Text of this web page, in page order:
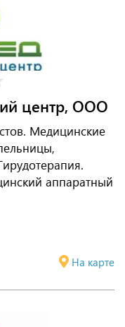
центр, ООО
Медицинские
аппаратный
На карте